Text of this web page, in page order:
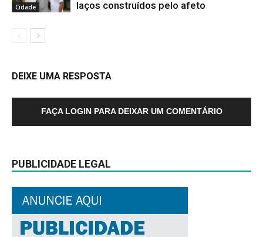
Cidade
laços construídos pelo afeto
DEIXE UMA RESPOSTA
FAÇA LOGIN PARA DEIXAR UM COMENTÁRIO
PUBLICIDADE LEGAL